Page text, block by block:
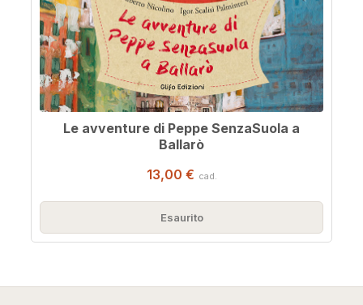
13,00 € cad.
Le avventure di Peppe SenzaSuola a
Ballarò
Esaurito